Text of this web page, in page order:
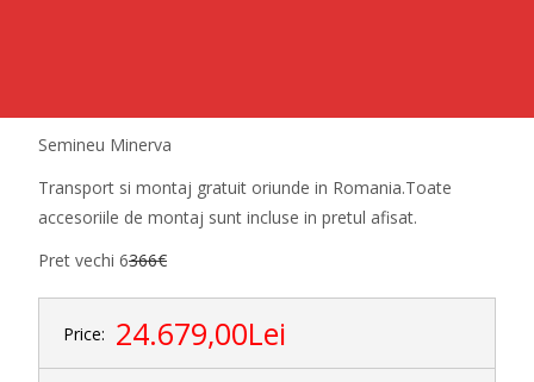
Semineu Minerva
Transport si montaj gratuit oriunde in Romania.Toate
accesoriile de montaj sunt incluse in pretul afisat.
Pret vechi 6366€
Price: 24.679,00Lei